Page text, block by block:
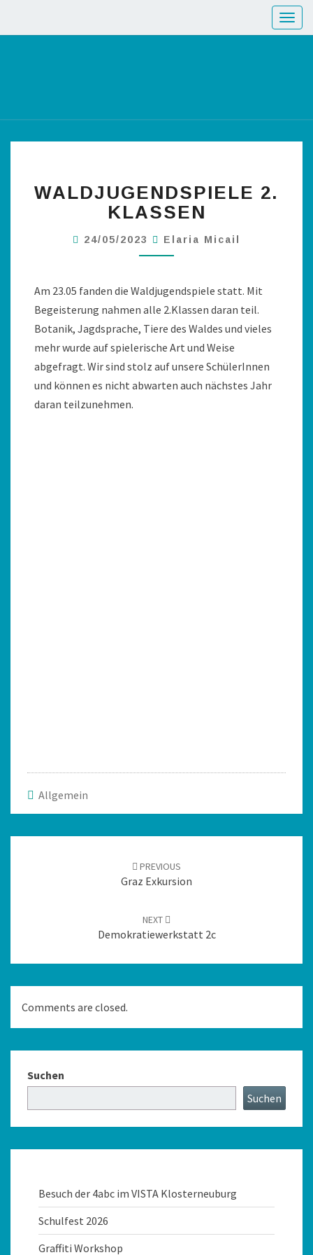
WALDJUGENDSPIELE 2.
KLASSEN
24/05/2023 Elaria Micail
Am 23.05 fanden die Waldjugendspiele statt. Mit
Begeisterung nahmen alle 2.Klassen daran teil.
Botanik, Jagdsprache, Tiere des Waldes und vieles
mehr wurde auf spielerische Art und Weise
abgefragt. Wir sind stolz auf unsere SchülerInnen
und können es nicht abwarten auch nächstes Jahr
daran teilzunehmen.
Allgemein
PREVIOUS
Graz Exkursion
NEXT
Demokratiewerkstatt 2c
Comments are closed.
Suchen
Suchen
Besuch der 4abc im VISTA Klosterneuburg
Schulfest 2026
Graffiti Workshop